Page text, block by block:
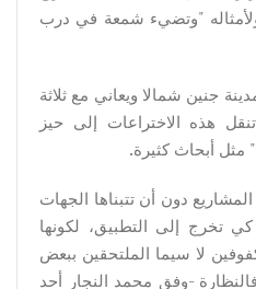
ولأمثاله "وتضيء شمعة في درب
جنين شمالا ويعاني مع ثلاثة
هذه الاختراعات إلى حيز
مثل أبحاث كثيرة.
دون أن تتبناها الجهات
كي تخرج إلى التطبيق، لكونها
لا سيما الملتحقين ببعض
-وفق محمد النجار أحد